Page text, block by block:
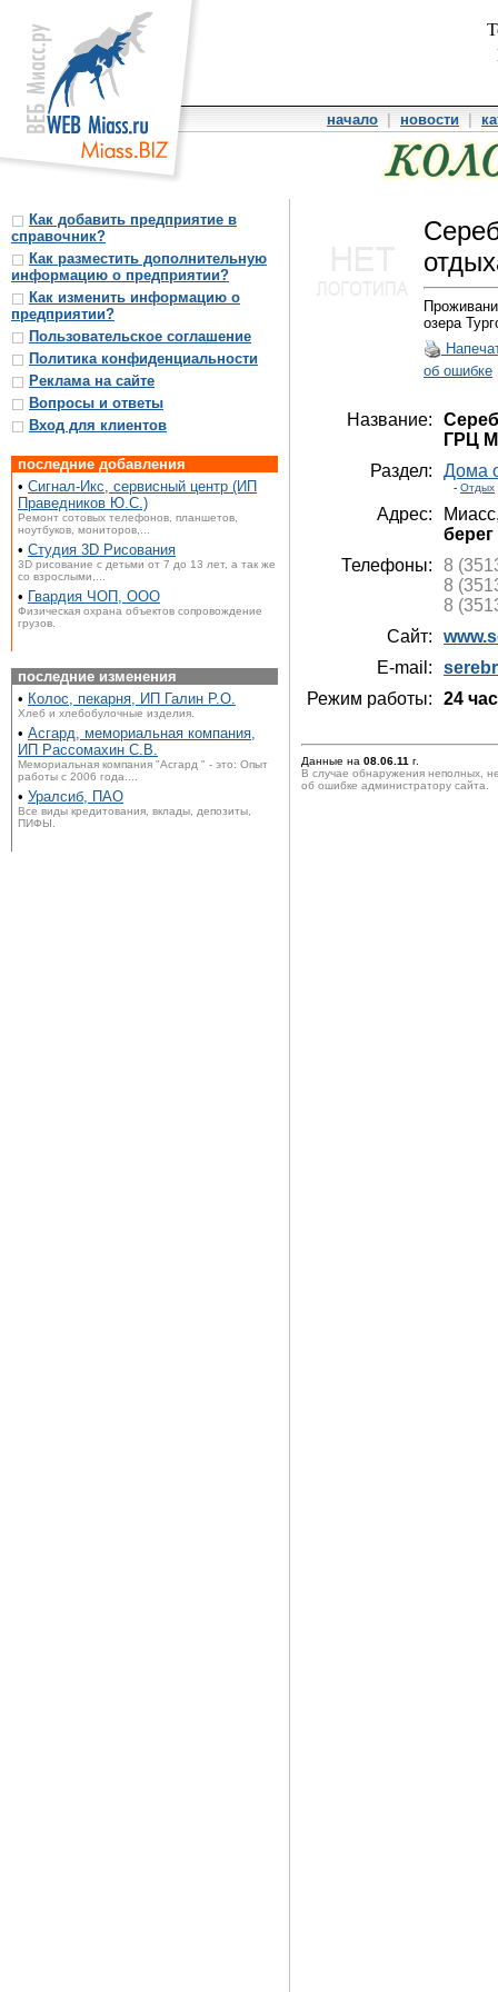
начало новости
Как добавить предприятие в
справочник?
Как разместить дополнительную
информацию о предприятии?
Как изменить информацию о
предприятии?
Пользовательское соглашение
Политика конфиденциальности
Реклама на сайте
Вопросы и ответы
Вход для клиентов
последние добавления
• Сигнал-Икс, сервисный центр (ИП
Праведников Ю.С.)
Ремонт сотовых телефонов, планшетов,
ноутбуков, мониторов,...
• Студия 3D Рисования
3D рисование с детьми от 7 до 13 лет, а так же
со взрослыми,...
• Гвардия ЧОП, ООО
Физическая охрана объектов сопровождение
грузов.
последние изменения
• Колос, пекарня, ИП Галин Р.О.
Хлеб и хлебобулочные изделия.
• Асгард, мемориальная компания,
ИП Рассомахин С.В.
Мемориальная компания "Асгард " - это: Опыт
работы с 2006 года....
• Уралсиб, ПАО
Все виды кредитования, вклады, депозиты,
ПИФЫ.
озера
об ошибке
Название:
ГРЦ
Раздел:
Дома
- Отдых
Адрес:
берег
Телефоны:
8
8
8
Сайт:
E-mail:
Режим работы:
24
Данные на 08.06.11 г.
В случае обнаружения неполных,
об ошибке администратору сайта.